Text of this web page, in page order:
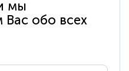
мы
обо всех